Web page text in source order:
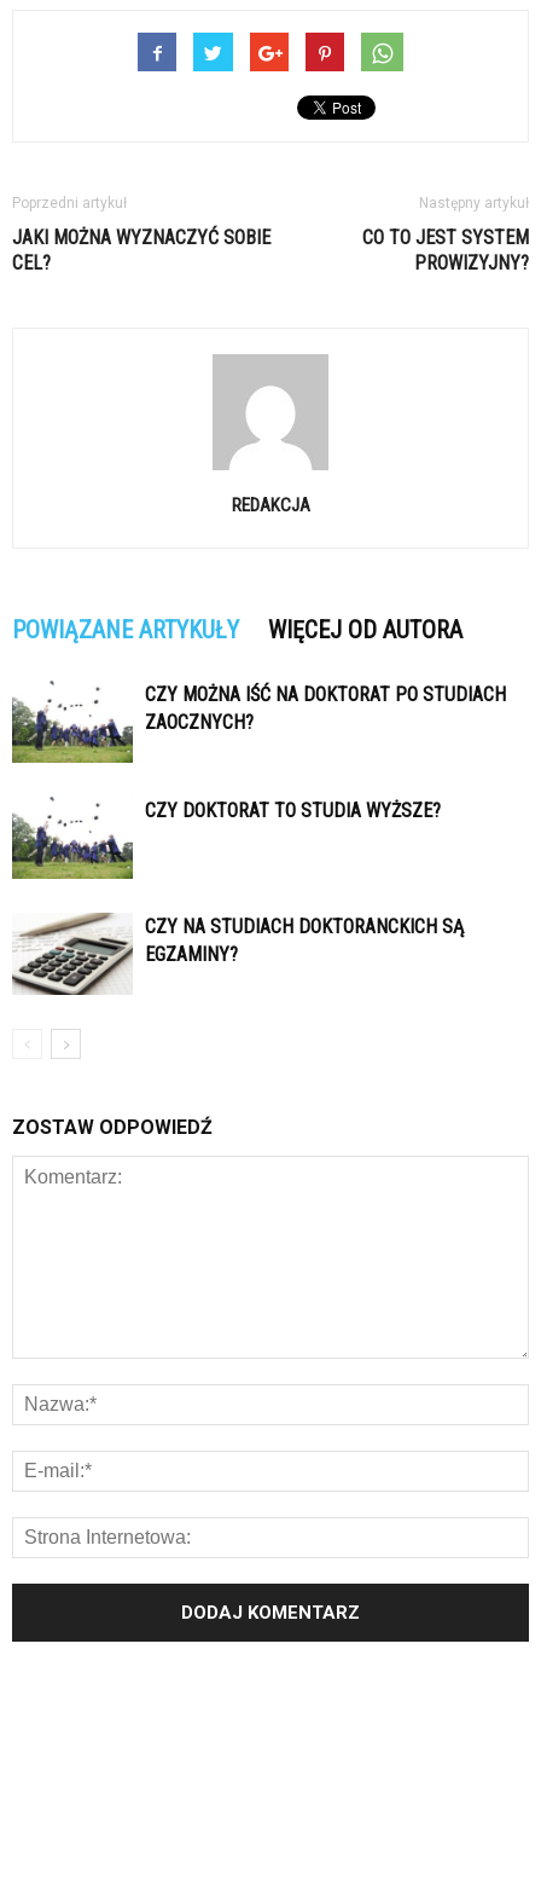
Poprzedni artykuł
JAKI MOŻNA WYZNACZYĆ SOBIE
CEL?
Następny artykuł
CO TO JEST SYSTEM
PROWIZYJNY?
REDAKCJA
POWIĄZANE ARTYKUŁY WIĘCEJ OD AUTORA
CZY MOŻNA IŚĆ NA DOKTORAT PO STUDIACH
ZAOCZNYCH?
CZY DOKTORAT TO STUDIA WYŻSZE?
CZY NA STUDIACH DOKTORANCKICH SĄ
EGZAMINY?
ZOSTAW ODPOWIEDŹ